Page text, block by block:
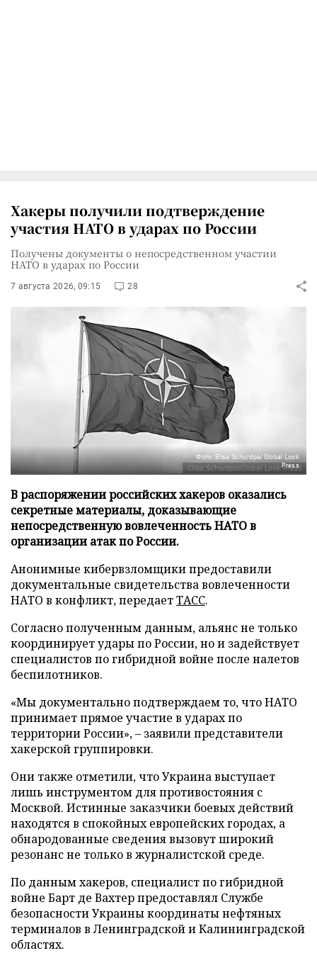
Хакеры получили подтверждение
участия НАТО в ударах по России
Получены документы о непосредственном участии
НАТО в ударах по России
7 августа 2026, 09:15 28
Фото: Elisa Schu/dpa/Global Look
Press
В распоряжении российских хакеров оказались
секретные материалы, доказывающие
непосредственную вовлеченность НАТО в
организации атак по России.
Анонимные кибервзломщики предоставили
документальные свидетельства вовлеченности
НАТО в конфликт, передаетТАСС.
Согласно полученным данным, альянс не только
координирует удары по России, но и задействует
специалистов по гибридной войне после налетов
беспилотников.
«Мы документально подтверждаем то, что НАТО
принимает прямое участие в ударах по
территории России», – заявили представители
хакерской группировки.
Они также отметили, что Украина выступает
лишь инструментом для противостояния с
Москвой. Истинные заказчики боевых действий
находятся в спокойных европейских городах, а
обнародованные сведения вызовут широкий
резонанс не только в журналистской среде.
По данным хакеров, специалист по гибридной
войне Барт де Вахтер предоставлял Службе
безопасности Украины координаты нефтяных
терминалов в Ленинградской и Калининградской
областях.